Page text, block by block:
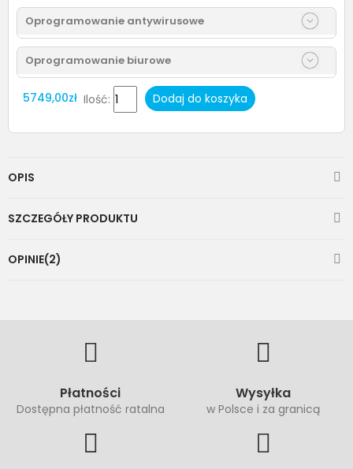
Oprogramowanie antywirusowe
Oprogramowanie biurowe
5749,00zł Ilość: Dodaj do koszyka
OPIS
SZCZEGÓŁY PRODUKTU
OPINIE(2)
Płatności
Dostępna płatność ratalna
Wysyłka
w Polsce i za granicą